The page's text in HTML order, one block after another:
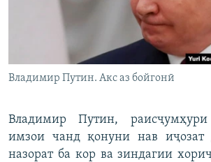
Владимир Путин. Акс аз бойгонӣ
Владимир Путин,
имзои чанд қонуни нав иҷозат
назорат ба кор ва зиндагии